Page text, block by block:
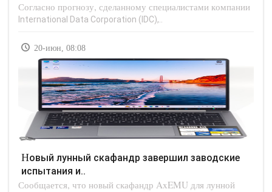
Согласно прогнозу, сделанному специалистами компании
International Data Corporation (IDC),..
20-июн, 08:08
Новый лунный скафандр завершил заводские
испытания и..
Сообщается, что новый скафандр AxEMU для лунной